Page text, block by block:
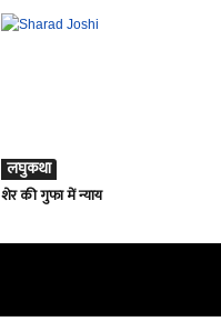
लघुकथा
शेर की गुफा में न्याय